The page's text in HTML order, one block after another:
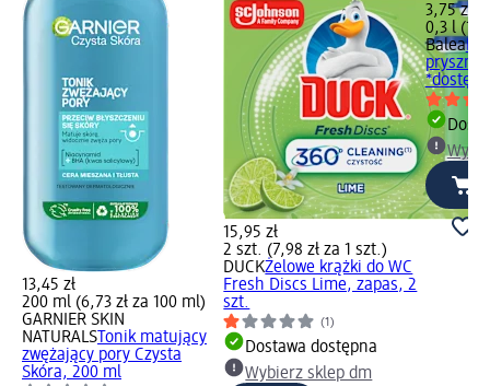
13,45 zł
200 ml (6,73 zł za 100 ml)
GARNIER SKIN
NATURALS Tonik matujący
zwężający pory Czysta
Skóra, 200 ml
15,95 zł
2 szt. (7,98 zł za 1 szt.)
DUCKŻelowe krążki do WC
Fresh Discs Lime, zapas, 2
szt.
(1)
Dostawa dostępna
Wybierz sklep dm
3,75 zł
0,3 l
Balea
prysznic